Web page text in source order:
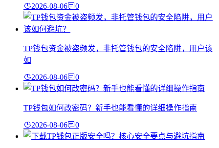
2026-08-06 0
TP钱包资金被盗频发，非托管钱包的安全陷阱，用户该
如
2026-08-06 0
TP钱包如何改密码？新手也能看懂的详细操作指南
2026-08-06 0